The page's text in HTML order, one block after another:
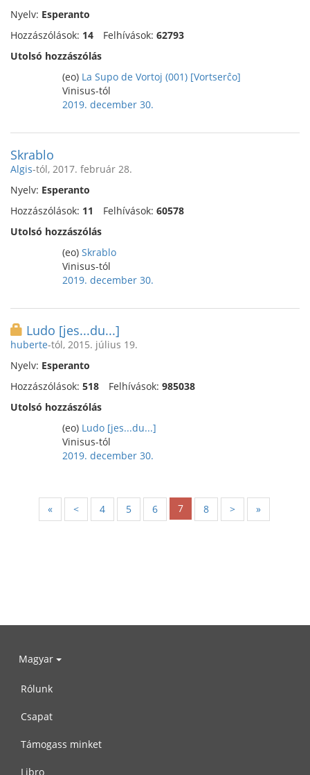
Nyelv: Esperanto
Hozzászólások: 14 Felhívások: 62793
Utolsó hozzászólás
(eo) La Supo de Vortoj (001) [Vortserĉo]
Vinisus-tól
2019. december 30.
Skrablo
Algis-tól, 2017. február 28.
Nyelv: Esperanto
Hozzászólások: 11 Felhívások: 60578
Utolsó hozzászólás
(eo) Skrablo
Vinisus-tól
2019. december 30.
Ludo [jes...du...]
huberte-tól, 2015. július 19.
Nyelv: Esperanto
Hozzászólások: 518 Felhívások: 985038
Utolsó hozzászólás
(eo) Ludo [jes...du...]
Vinisus-tól
2019. december 30.
« < 4 5 6 7 8 > »
Magyar
Rólunk
Csapat
Támogass minket
Libro